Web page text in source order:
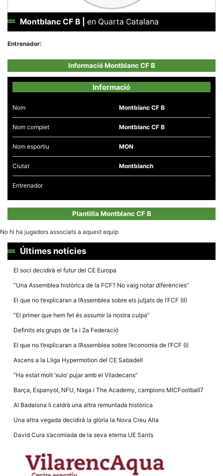
Montblanc CF B en Quarta Catalana
Entrenador:
Informació Montblanc CF B
Informació
Nom Montblanc CF B
Nom complet Montblanc CF B
Nom esportiu MON
Ciutat Montblanch​​​​
Entrenador
Plantilla Montblanc CF B
No hi ha jugadors associats a aquest equip
Últimes notícies
El soci decidirà el futur del CE Europa
“Una Assemblea històrica de la FCF? No vaig notar diferències”
El que no t’explicaran a l’Assemblea sobre els jutjats de l’FCF (II)
“El primer que hem fet és assumir la nostra culpa”
Definits els grups de 1a i 2a Federació
El que no t’explicaran a l’Assemblea sobre l’economia de l’FCF (I)
Ascens a la Lliga Hypermotion del CE Sabadell
“Ha estat molt ‘xulo’ pujar amb el Viladecans”
Barça, Espanyol, NFU, Naga i The Academy, campions MICFootball7
Al Badalona li caldrà una altra remuntada històrica
Una altra vegada decidirà la glòria la Nova Creu Alta
David Cura s’acomiada de la seva eterna UE Sants
Necessàries
Aquestes
són
opcionals,
necessàries
funcionament
tècnic de la
Estadístiques
Recopilem
del lloc web
per a millorar
estructura.
Alguns
tècnics del
emmagatzemen
lloc funcioni tan
possible. Si
aquestes
algunes
funcionalitats
desapareixeran
els teus
interessos i